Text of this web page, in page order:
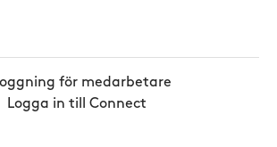
för medarbetare
Logga in till Connect